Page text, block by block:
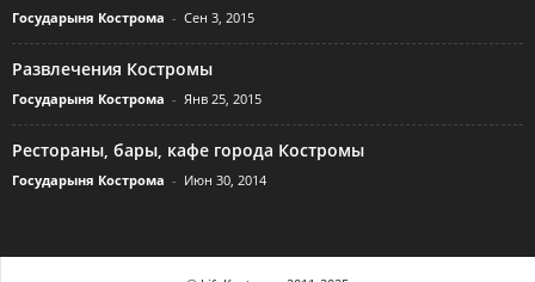
Государыня Кострома - Сен 3, 2015
Развлечения Костромы
Государыня Кострома - Янв 25, 2015
Рестораны, бары, кафе города Костромы
Государыня Кострома - Июн 30, 2014